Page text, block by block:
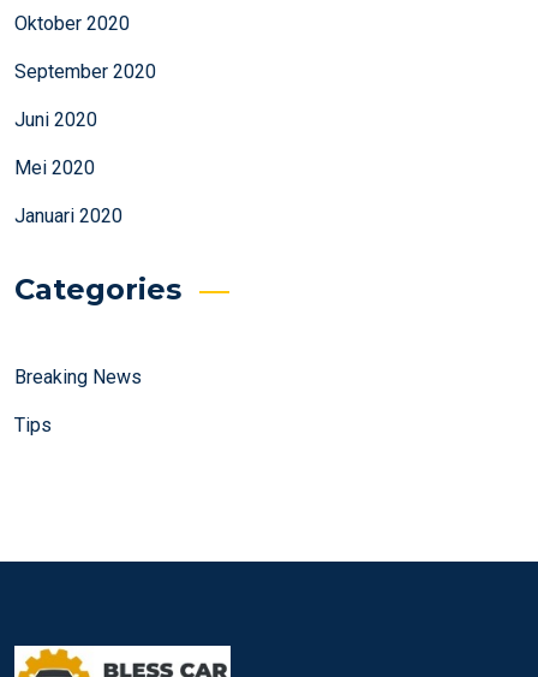
Oktober 2020
September 2020
Juni 2020
Mei 2020
Januari 2020
Categories
Breaking News
Tips